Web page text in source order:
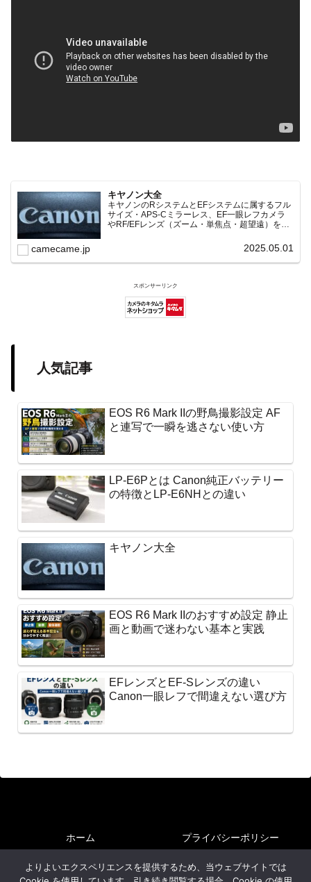
キヤノン大全
キヤノンのRシステムとEFシステムに属するフル
サイズ・APS-Cミラーレス、EF一眼レフカメラ
やRF/EFレンズ（ズーム・単焦点・超望遠）をカ
常に機種の内部リンク設計で回遊性向上と快適表
camecame.jp 2025.05.01
スポンサーリンク
人気記事
EOS R6 Mark IIの野鳥撮影設定 AF
と連写で一瞬を逃さない使い方
LP-E6Pとは Canon純正バッテリー
の特徴とLP-E6NHとの違い
キヤノン大全
EOS R6 Mark IIのおすすめ設定 静止
画と動画で迷わない基本と実践
EFレンズとEF-Sレンズの違い
Canon一眼レフで間違えない選び方
ホーム
プライバシーポリシー
よりよいエクスペリエンスを提供するため、当ウェブサイトでは